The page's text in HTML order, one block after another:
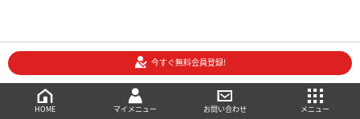
HOME マイメニュー お問い合わせ メニュー
今すぐ無料会員登録!
メニュー
ご相談・お問い合わせ
マイメニュー
売買会員登録